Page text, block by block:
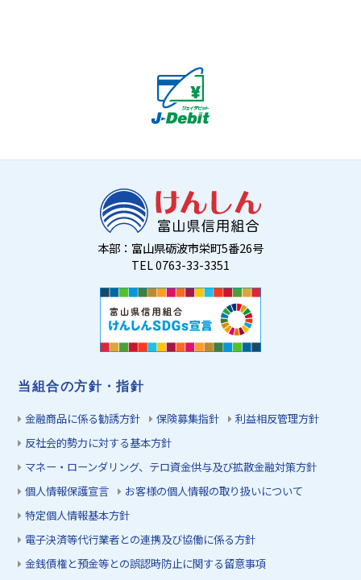
本部：富山県砺波市栄町5番26号
TEL 0763-33-3351
当組合の方針・指針
金融商品に係る勧誘方針 保険募集指針
利益相反管理方針
反社会的勢力に対する基本方針
マネー・ローンダリング、テロ資金供与及び拡散金融対策方針
個人情報保護宣言
お客様の個人情報の取り扱いについて
特定個人情報基本方針
電子決済等代行業者との連携及び協働に係る方針
金銭債権と預金等との誤認時防止に関する留意事項